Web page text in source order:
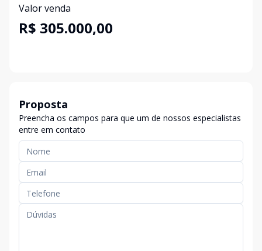
Valor venda
R$ 305.000,00
Proposta
Preencha os campos para que um de nossos especialistas
entre em contato